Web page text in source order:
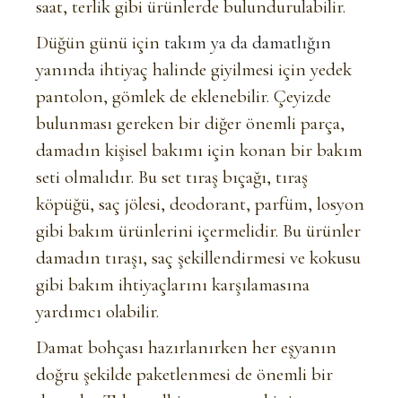
saat, terlik gibi ürünlerde bulundurulabilir.
Düğün günü içintakım ya da damatlığın
yanında ihtiyaç halinde giyilmesi için yedek
pantolon, gömlek de eklenebilir. Çeyizde
bulunması gereken bir diğer önemli parça,
damadın kişisel bakımı için konan bir bakım
seti olmalıdır. Bu set tıraş bıçağı, tıraş
köpüğü, saç jölesi, deodorant, parfüm, losyon
gibi bakım ürünlerini içermelidir. Bu ürünler
damadın tıraşı, saç şekillendirmesi ve kokusu
gibi bakım ihtiyaçlarını karşılamasına
yardımcı olabilir.
Damat bohçası hazırlanırken her eşyanın
doğru şekilde paketlenmesi de önemli bir